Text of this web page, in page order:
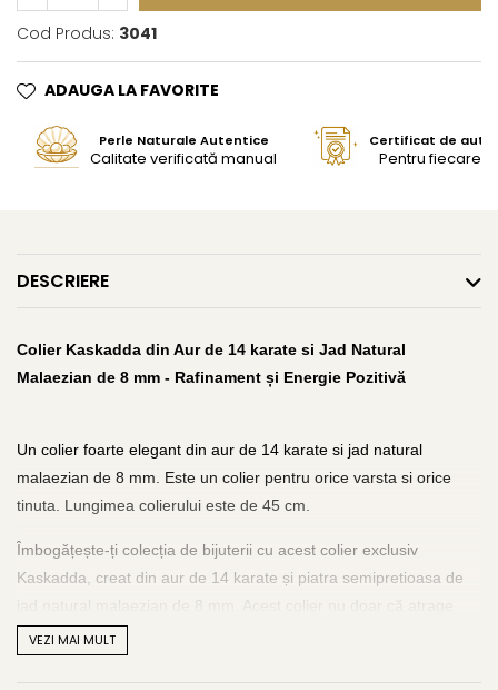
Cod Produs: 3041
ADAUGA LA FAVORITE
Perle Naturale Autentice
Calitate verificată manual
Certificat de
Pentru fiecare
DESCRIERE
Colier Kaskadda din Aur de 14 karate si Jad Natural
Malaezian de 8 mm - Rafinament și Energie Pozitivă
Un colier foarte elegant din aur de 14 karate si jad natural
malaezian de 8 mm. Este un colier pentru orice varsta si orice
tinuta. Lungimea colierului este de 45 cm.
Îmbogățește-ți colecția de bijuterii cu acest colier exclusiv
Kaskadda, creat din aur de 14 karate și piatra semipretioasa de
priviri datorită strălucirii și nuanțelor vibrante ale jadului, dar
adaugă și o notă de sofisticare unică oricărei tinute.
VEZI MAI MULT